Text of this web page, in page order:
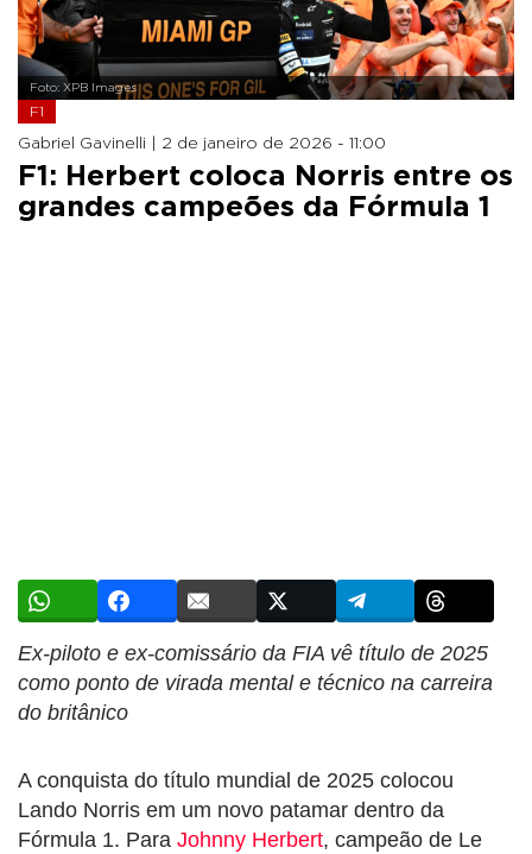
Foto: XPB Images
F1
Gabriel Gavinelli | 2 de janeiro de 2026 - 11:00
F1: Herbert coloca Norris entre os
grandes campeões da Fórmula 1
Ex-piloto e ex-comissário da FIA vê título de 2025
como ponto de virada mental e técnico na carreira
do britânico
A conquista do título mundial de 2025 colocou
Lando Norris em um novo patamar dentro da
Fórmula 1. Para Johnny Herbert, campeão de Le